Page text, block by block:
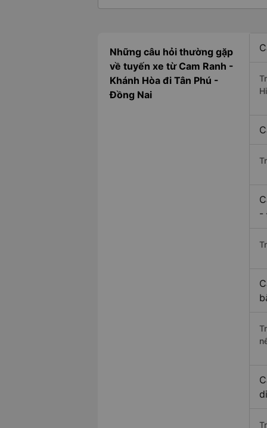
Những câu hỏi thường gặp
về tuyến xe từ Cam Ranh -
Khánh Hòa đi Tân Phú -
Đồng Nai
-